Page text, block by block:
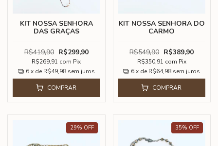
KIT NOSSA SENHORA
DAS GRAÇAS
R$419,90 R$299,90
R$269,91 com Pix
6 x de R$49,98 sem juros
COMPRAR
KIT NOSSA SENHORA DO
CARMO
R$549,90 R$389,90
R$350,91 com Pix
6 x de R$64,98 sem juros
COMPRAR
29% OFF 35% OFF